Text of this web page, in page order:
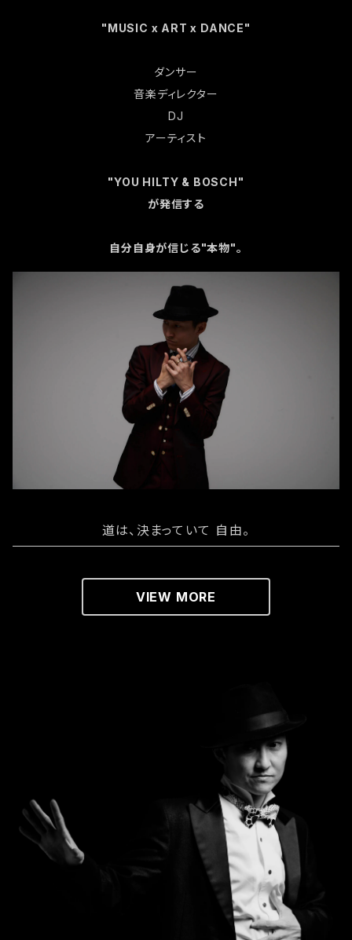
"MUSIC x ART x DANCE"
ダンサー
音楽ディレクター
DJ
アーティスト
"YOU HILTY & BOSCH"
が発信する
自分自身が信じる"本物"。
道は、決まっていて 自由。
VIEW MORE